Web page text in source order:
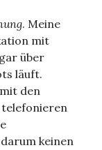
. Meine
mit
über
läuft.
den
keinen